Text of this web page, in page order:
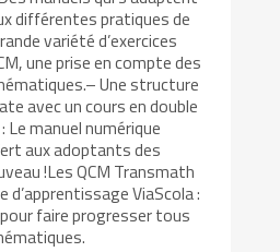
différentes pratiques de
variété d’exercices
une prise en compte des
Une structure
avec un cours en double
Le manuel numérique
aux adoptants des
!Les QCM Transmath
ViaScola :
faire progresser tous